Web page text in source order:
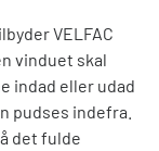
VELFAC
vinduet skal
indad eller udad
pudses indefra.
det fulde